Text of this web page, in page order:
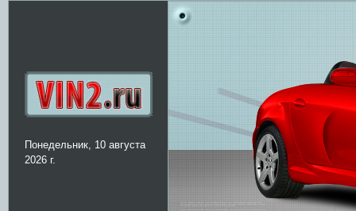
Понедельник, 10 августа
2026 г.